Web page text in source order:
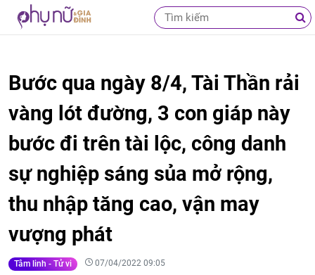
Bước qua ngày 8/4, Tài Thần rải
vàng lót đường, 3 con giáp này
bước đi trên tài lộc, công danh
sự nghiệp sáng sủa mở rộng,
thu nhập tăng cao, vận may
vượng phát
Tâm linh - Tử vi 07/04/2022 09:05